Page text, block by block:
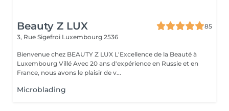
Beauty Z LUX
85
3, Rue Sigefroi Luxembourg 2536
Bienvenue chez BEAUTY Z LUX L'Excellence de la Beauté à
Luxembourg Villé Avec 20 ans d'expérience en Russie et en
France, nous avons le plaisir de v...
Microblading